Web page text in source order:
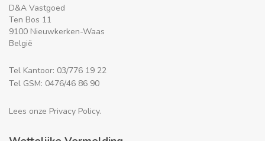
D&A Vastgoed
Ten Bos 11
9100 Nieuwkerken-Waas
België
Tel Kantoor: 03/776 19 22
Tel GSM: 0476/46 86 90
Lees onze Privacy Policy.